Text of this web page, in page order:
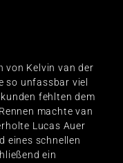
von Kelvin van der
so unfassbar viel
fehlten dem
machte van
Lucas Auer
eines schnellen
ein